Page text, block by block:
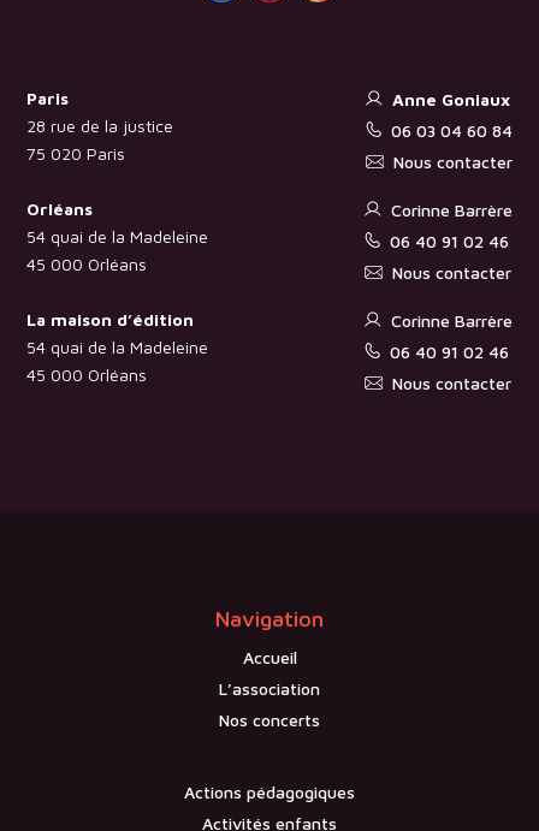
Paris
28 rue de la justice
75 020 Paris
Anne Goniaux
06 03 04 60 84
Nous contacter
Orléans
54 quai de la Madeleine
45 000 Orléans
Corinne Barrère
06 40 91 02 46
Nous contacter
La maison d’édition
54 quai de la Madeleine
45 000 Orléans
Corinne Barrère
06 40 91 02 46
Nous contacter
Navigation
Accueil
L’association
Nos concerts
Actions pédagogiques
Activités enfants